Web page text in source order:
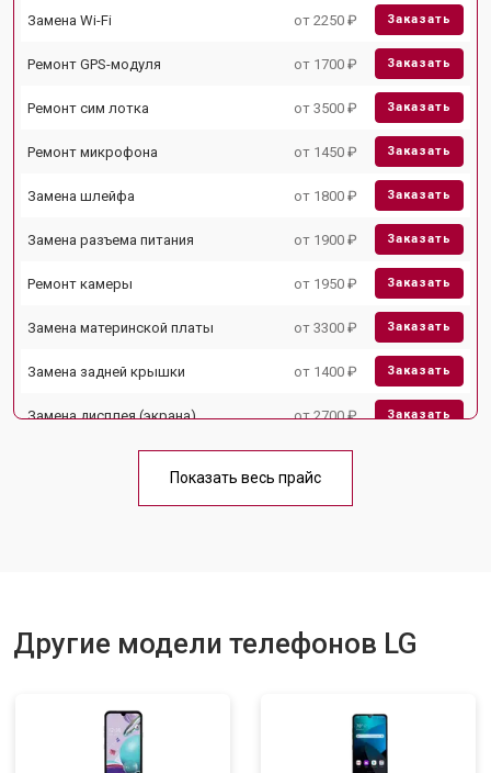
Замена Wi-Fi от 2250 ₽ Заказать
Ремонт GPS-модуля от 1700 ₽ Заказать
Ремонт сим лотка от 3500 ₽ Заказать
Ремонт микрофона от 1450 ₽ Заказать
Замена шлейфа от 1800 ₽ Заказать
Замена разъема питания от 1900 ₽ Заказать
Ремонт камеры от 1950 ₽ Заказать
Замена материнской платы от 3300 ₽ Заказать
Замена задней крышки от 1400 ₽ Заказать
Замена дисплея (экрана) от 2700 ₽ Заказать
Замена кнопки включения от 1750 ₽
Показать весь прайс
Другие модели телефонов LG